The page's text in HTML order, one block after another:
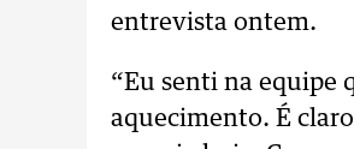
entrevista ontem.
“Eu senti na equipe
aquecimento. É